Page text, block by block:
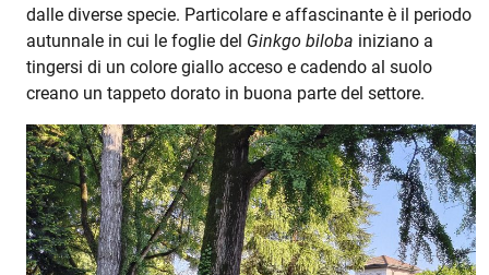
dalle diverse specie. Particolare e affascinante è il periodo
autunnale in cui le foglie del Ginkgo biloba iniziano a
tingersi di un colore giallo acceso e cadendo al suolo
creano un tappeto dorato in buona parte del settore.